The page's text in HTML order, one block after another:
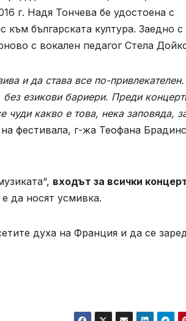
г. Надя Тончева бе удостоена с
към българската култура. Заедно с
с вокален педагог Стела
и да става все по-привлекателен.
езикови бариери. Преди
чуди какво е това, нека заповяда,
фестивала, г-жа Теофана
входът за всички
да носят усмивка.
духа на Франция и да се